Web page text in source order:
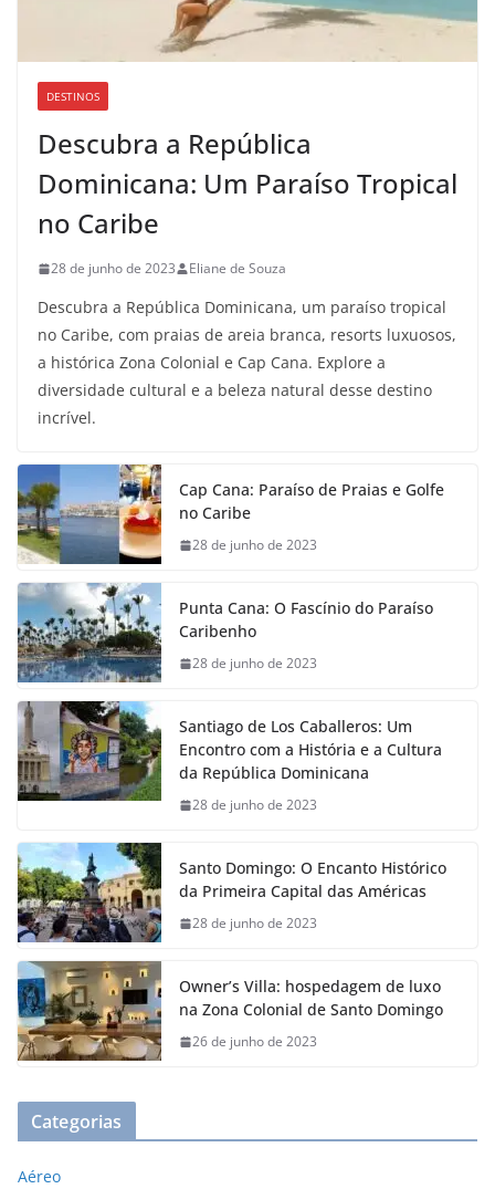
DESTINOS
Descubra a República
Dominicana: Um Paraíso Tropical
no Caribe
28 de junho de 2023 Eliane de Souza
Descubra a República Dominicana, um paraíso tropical
no Caribe, com praias de areia branca, resorts luxuosos,
a histórica Zona Colonial e Cap Cana. Explore a
diversidade cultural e a beleza natural desse destino
incrível.
Cap Cana: Paraíso de Praias e Golfe
no Caribe
28 de junho de 2023
Punta Cana: O Fascínio do Paraíso
Caribenho
28 de junho de 2023
Santiago de Los Caballeros: Um
Encontro com a História e a Cultura
da República Dominicana
28 de junho de 2023
Santo Domingo: O Encanto Histórico
da Primeira Capital das Américas
28 de junho de 2023
Owner’s Villa: hospedagem de luxo
na Zona Colonial de Santo Domingo
26 de junho de 2023
Categorias
Aéreo